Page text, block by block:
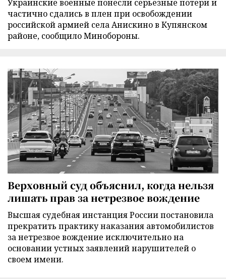
Украинские военные понесли серьезные потери и
частично сдались в плен при освобождении
российской армией села Анискино в Купянском
районе, сообщило Минобороны.
Верховный суд объяснил, когда нельзя
лишать прав за нетрезвое вождение
Высшая судебная инстанция России постановила
прекратить практику наказания автомобилистов
за нетрезвое вождение исключительно на
основании устных заявлений нарушителей о
своем имени.